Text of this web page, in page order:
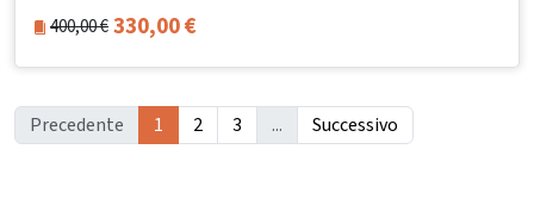
400,00€330,00€
Precedente 1 2 3 ... Successivo